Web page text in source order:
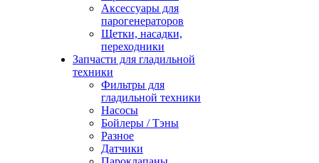
Аксессуары для
парогенераторов
Щетки, насадки,
переходники
Запчасти для гладильной
техники
Фильтры для
гладильной техники
Насосы
Бойлеры / Тэны
Разное
Датчики